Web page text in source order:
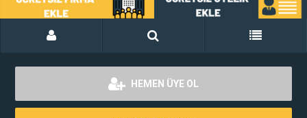
HEMEN ÜYE OL